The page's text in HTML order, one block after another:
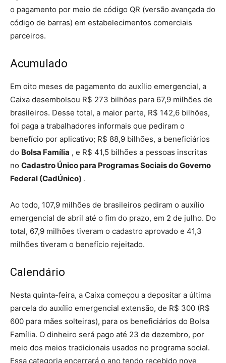
o pagamento por meio de código QR (versão avançada do
código de barras) em estabelecimentos comerciais
parceiros.
Acumulado
Em oito meses de pagamento do auxílio emergencial, a
Caixa desembolsou R$ 273 bilhões para 67,9 milhões de
brasileiros. Desse total, a maior parte, R$ 142,6 bilhões,
foi paga a trabalhadores informais que pediram o
benefício por aplicativo; R$ 88,9 bilhões, a beneficiários
do Bolsa Família , e R$ 41,5 bilhões a pessoas inscritas
no Cadastro Único para Programas Sociais do Governo
Federal (CadÚnico) .
Ao todo, 107,9 milhões de brasileiros pediram o auxílio
emergencial de abril até o fim do prazo, em 2 de julho. Do
total, 67,9 milhões tiveram o cadastro aprovado e 41,3
milhões tiveram o benefício rejeitado.
Calendário
Nesta quinta-feira, a Caixa começou a depositar a última
parcela do auxílio emergencial extensão, de R$ 300 (R$
600 para mães solteiras), para os beneficiários do Bolsa
Família. O dinheiro será pago até 23 de dezembro, por
meio dos meios tradicionais usados no programa social.
Essa categoria encerrará o ano tendo recebido nove